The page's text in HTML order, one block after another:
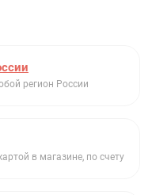
регион России
в магазине, по счету